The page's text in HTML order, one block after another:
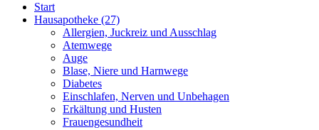
Start
Hausapotheke (27)
Allergien, Juckreiz und Ausschlag
Atemwege
Auge
Blase, Niere und Harnwege
Diabetes
Einschlafen, Nerven und Unbehagen
Erkältung und Husten
Frauengesundheit